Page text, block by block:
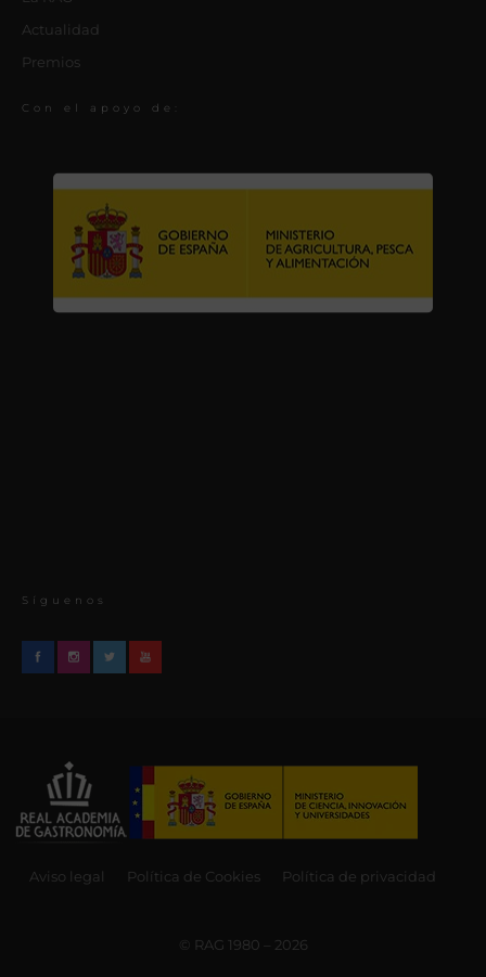
Actualidad
Premios
Con el apoyo de:
Síguenos
Aviso legal Política de Cookies Política de privacidad
© RAG 1980 – 2026